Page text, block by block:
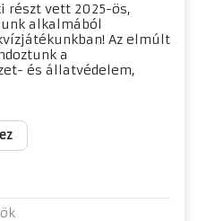
részt vett 2025-ös,
alkalmából
Az elmúlt
a
és állatvédelem,